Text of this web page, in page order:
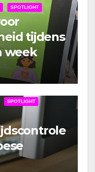
SPOTLIGHT
tijdens
week
SPOTLIGHT